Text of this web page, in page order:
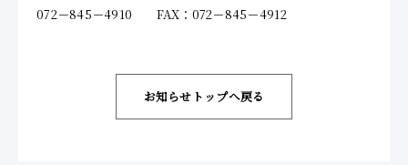
072－845－4910 FAX：072－845－4912
お知らせトップへ戻る